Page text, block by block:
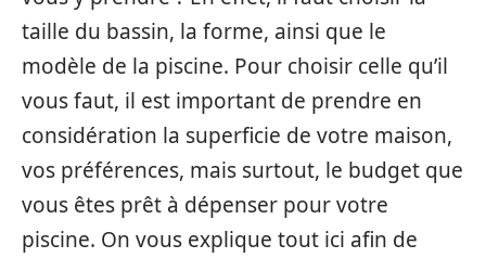
taille du bassin, la forme, ainsi que le
modèle de la piscine. Pour choisir celle qu’il
vous faut, il est important de prendre en
considération la superficie de votre maison,
vos préférences, mais surtout, le budget que
vous êtes prêt à dépenser pour votre
piscine. On vous explique tout ici afin de